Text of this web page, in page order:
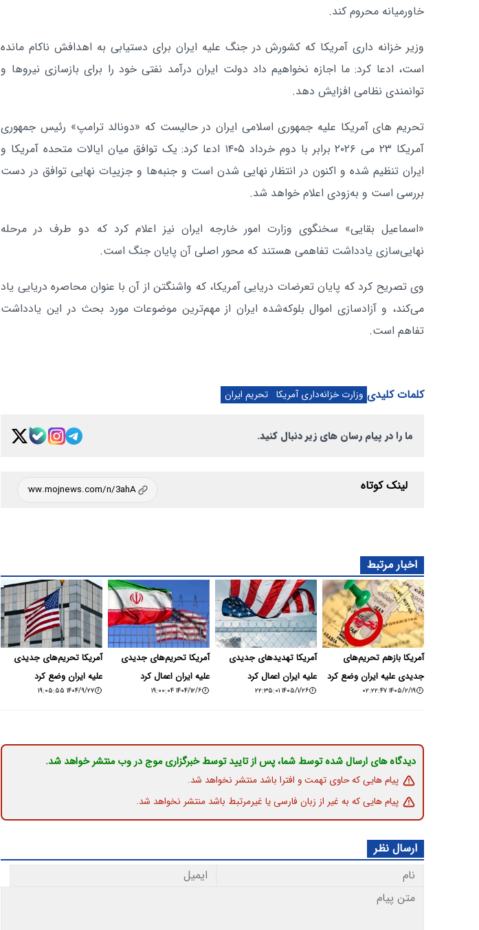
خاورمیانه محروم کند.
وزیر خزانه داری آمریکا که کشورش در جنگ علیه ایران برای دستیابی به اهدافش ناکام مانده
است، ادعا کرد: ما اجازه نخواهیم داد دولت ایران درآمد نفتی خود را برای بازسازی نیروها و
توانمندی نظامی افزایش دهد.
تحریم های آمریکا علیه جمهوری اسلامی ایران در حالیست که «دونالد ترامپ» رئیس جمهوری
آمریکا ۲۳ می ۲۰۲۶ برابر با دوم خرداد ۱۴۰۵ ادعا کرد: یک توافق میان ایالات متحده آمریکا و
ایران تنظیم شده و اکنون در انتظار نهایی شدن است و جنبه‌ها و جزییات نهایی توافق در دست
بررسی است و به‌زودی اعلام خواهد شد.
«اسماعیل بقایی» سخنگوی وزارت امور خارجه ایران نیز اعلام کرد که دو طرف در مرحله
نهایی‌سازی یادداشت تفاهمی هستند که محور اصلی آن پایان جنگ است.
وی تصریح کرد که پایان تعرضات دریایی آمریکا، که واشنگتن از آن با عنوان محاصره دریایی یاد
می‌کند، و آزادسازی اموال بلوکه‌شده ایران از مهم‌ترین موضوعات مورد بحث در این یادداشت
تفاهم است.
کلمات کلیدی وزارت خزانه‌داری آمریکا تحریم ایران
ما را در پیام رسان های زیر دنبال کنید.
لینک کوتاه
اخبار مرتبط
آمریکا بازهم تحریم‌های
جدیدی علیه ایران وضع کرد
۱۴۰۵/۲/۱۹ ۰۲:۲۲:۴۷
آمریکا تهدیدهای جدیدی
علیه ایران اعمال کرد
۱۴۰۵/۱/۲۶ ۲۲:۳۵:۰۱
آمریکا تحریم‌های جدیدی
علیه ایران اعمال کرد
۱۴۰۴/۱۲/۶ ۱۹:۰۰:۰۴
آمریکا تحریم‌های جدیدی
علیه ایران وضع کرد
۱۴۰۴/۹/۲۷ ۱۹:۰۵:۵۵
دیدگاه های ارسال شده توسط شما، پس از تایید توسط خبرگزاری موج در وب منتشر خواهد شد.
پیام هایی که حاوی تهمت و افترا باشد منتشر نخواهد شد.
پیام هایی که به غیر از زبان فارسی یا غیرمرتبط باشد منتشر نخواهد شد.
ارسال نظر